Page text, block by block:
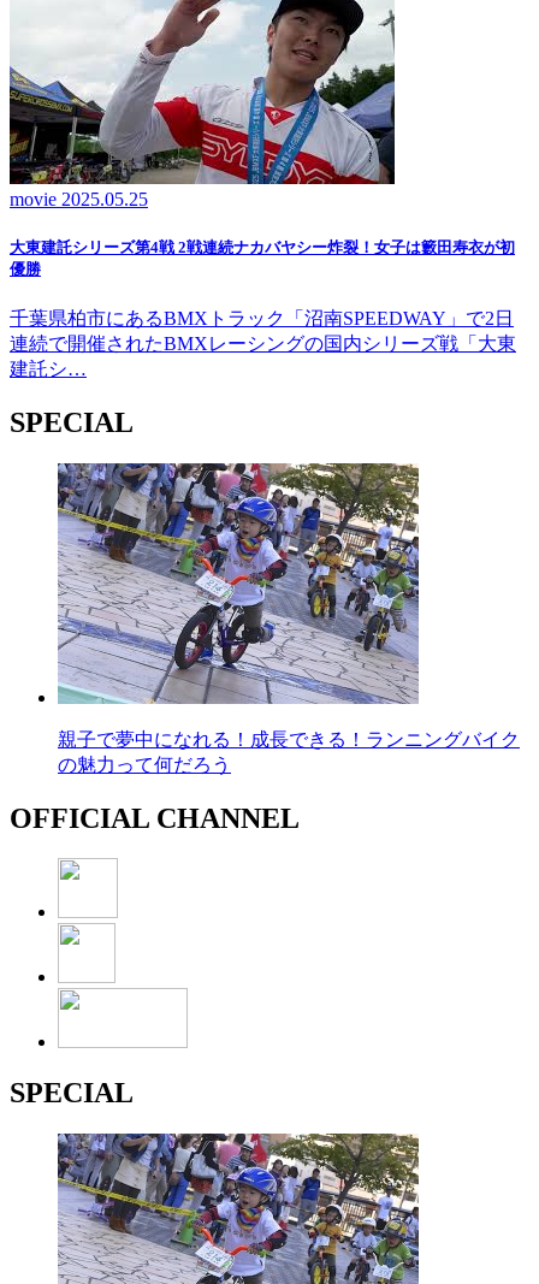
movie 2025.05.25
大東建託シリーズ第4戦 2戦連続ナカバヤシー炸裂！女子は籔田寿衣が初
優勝
千葉県柏市にあるBMXトラック「沼南SPEEDWAY」で2日
連続で開催されたBMXレーシングの国内シリーズ戦「大東
建託シ…
SPECIAL
親子で夢中になれる！成長できる！ランニングバイク
の魅力って何だろう
OFFICIAL CHANNEL
SPECIAL